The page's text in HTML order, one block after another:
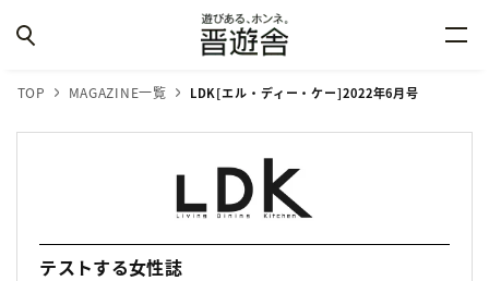
TOP MAGAZINE一覧 LDK[エル・ディー・ケー]2022年6月号
テストする女性誌